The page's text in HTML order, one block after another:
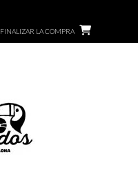
FINALIZAR LA COMPRA